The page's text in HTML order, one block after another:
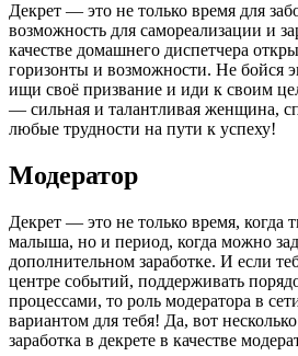
Декрет — это не только время для
возможность для самореализации и
качестве домашнего диспетчера
горизонты и возможности. Не бойся
ищи своё призвание и иди к своим
— сильная и талантливая женщина,
любые трудности на пути к успеху!
Модератор
Декрет — это не только время, когда
малыша, но и период, когда можно
дополнительном заработке. И если
центре событий, поддерживать
процессами, то роль модератора в
вариантом для тебя! Да, вот
заработка в декрете в качестве